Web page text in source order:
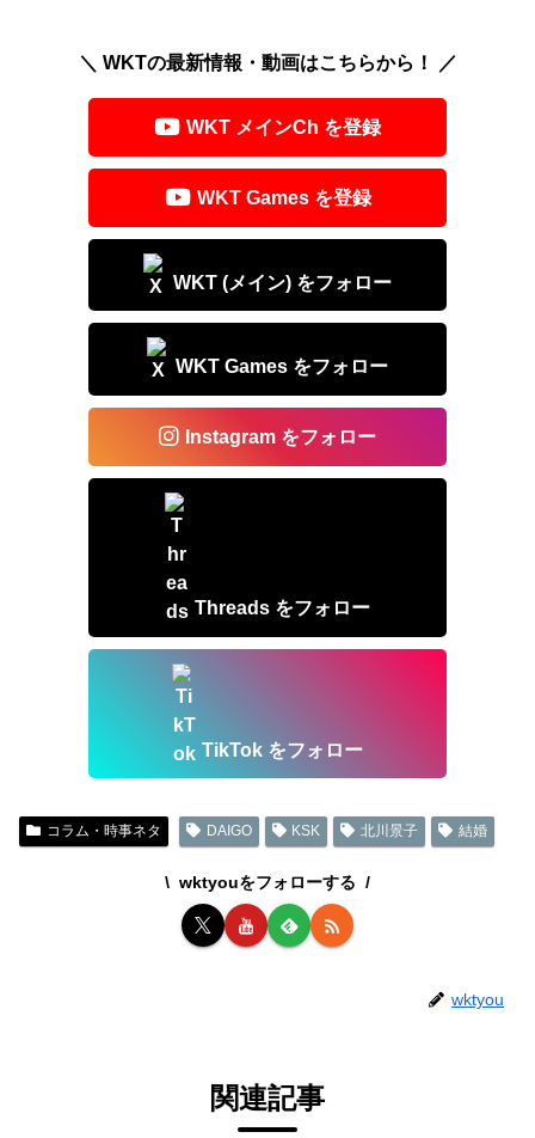
a
s
e
b
o
o
k
＼ WKTの最新情報・動画はこちらから！ ／
WKT メインCh を登録
WKT Games を登録
WKT (メイン) をフォロー
WKT Games をフォロー
Instagram をフォロー
Threads をフォロー
TikTok をフォロー
コラム・時事ネタ DAIGO KSK 北川景子 結婚
wktyouをフォローする
wktyou
関連記事